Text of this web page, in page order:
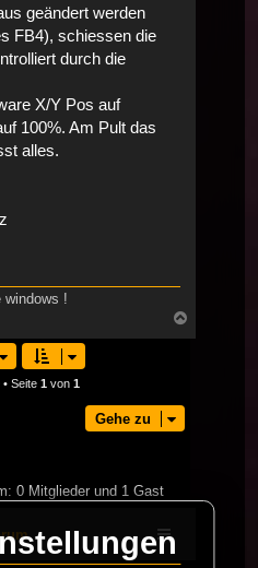
geändert werden
FB4), schiessen die
durch die
X/Y Pos auf
100%. Am Pult das
alles.
windows !
oben
Seite 1 von 1
Gehe zu
0 Mitglieder und 1 Gast